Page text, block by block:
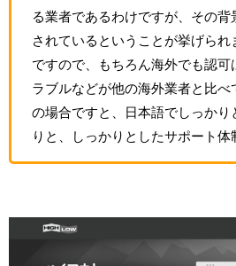
る業者であるわけですが、その
されているということが挙げら
ですので、もちろん海外でも認可
ラブルなどが他の海外業者と比べ
の場合ですと、日本語でしっかり
りと、しっかりとしたサポート体